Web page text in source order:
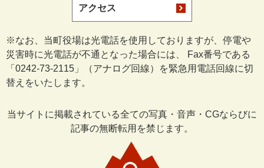
アクセス
※なお、当町役場は光電話を使用しておりますが、停電や
災害時に光電話が不通となった場合には、 Fax番号である
「0242-73-2115」（アナログ回線）を緊急用電話回線に切
替えをいたします。
当サイトに掲載されている全ての写真・音声・CGならびに
記事の無断転用を禁じます。